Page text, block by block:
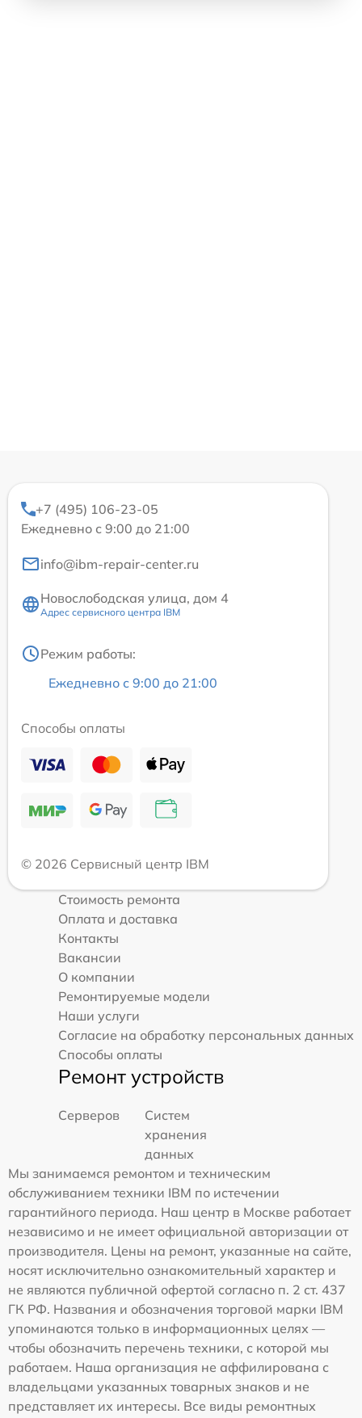
+7 (495) 106-23-05
Ежедневно с 9:00 до 21:00
info@ibm-repair-center.ru
Новослободская улица, дом 4
Адрес сервисного центра IBM
Режим работы:
Ежедневно с 9:00 до 21:00
Способы оплаты
© 2026 Сервисный центр IBM
Стоимость ремонта
Оплата и доставка
Контакты
Вакансии
О компании
Ремонтируемые модели
Наши услуги
Согласие на обработку персональных данных
Способы оплаты
Ремонт устройств
Серверов
Систем
хранения
данных
Мы занимаемся ремонтом и техническим
обслуживанием техники IBM по истечении
гарантийного периода. Наш центр в Москве работает
независимо и не имеет официальной авторизации от
производителя. Цены на ремонт, указанные на сайте,
носят исключительно ознакомительный характер и
не являются публичной офертой согласно п. 2 ст. 437
ГК РФ. Названия и обозначения торговой марки IBM
упоминаются только в информационных целях —
чтобы обозначить перечень техники, с которой мы
работаем. Наша организация не аффилирована с
владельцами указанных товарных знаков и не
представляет их интересы. Все виды ремонтных